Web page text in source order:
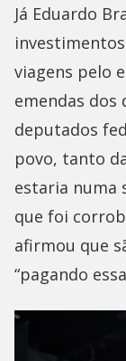
Já Eduardo
viagens pelo
emendas dos
deputados
povo, tanto
estaria numa
que foi
afirmou que
“pagando